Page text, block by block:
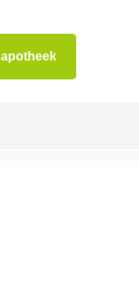
apotheek